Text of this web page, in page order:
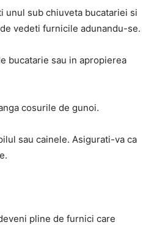
unul sub chiuveta bucatariei si
vedeti furnicile adunandu-se.
bucatarie sau in apropierea
cosurile de gunoi.
sau cainele. Asigurati-va ca
pline de furnici care